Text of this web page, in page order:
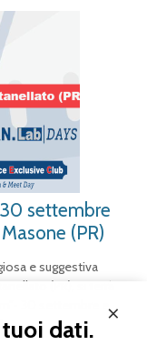
settembre
(PR)
e suggestiva
(PR), si terrà
30 settembre e ×
dati.